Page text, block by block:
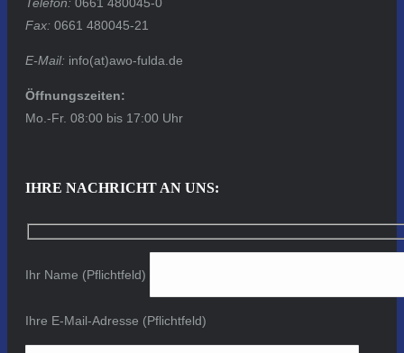
Fax: 0661 480045-21
E-Mail: info(at)awo-fulda.de
Öffnungszeiten:
Mo.-Fr. 08:00 bis 17:00 Uhr
IHRE NACHRICHT AN UNS:
Ihr Name (Pflichtfeld)
Ihre E-Mail-Adresse (Pflichtfeld)